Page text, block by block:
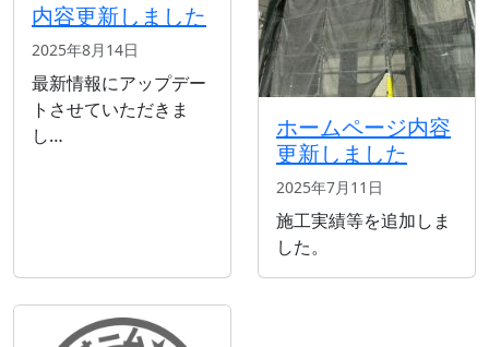
内容更新しました
2025年8月14日
最新情報にアップデー
トさせていただきま
し…
ホームページ内容
更新しました
2025年7月11日
施工実績等を追加しま
した。